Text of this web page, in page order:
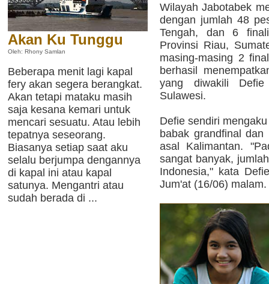
Akan Ku Tunggu
Oleh: Rhony Samlan
Beberapa menit lagi kapal
fery akan segera berangkat.
Akan tetapi mataku masih
saja kesana kemari untuk
mencari sesuatu. Atau lebih
tepatnya seseorang.
Biasanya setiap saat aku
selalu berjumpa dengannya
di kapal ini atau kapal
satunya. Mengantri atau
sudah berada di ...
Wilayah Jabotabek
dengan jumlah 48
Tengah, dan 6
Provinsi Riau,
masing-masing 2
berhasil
yang diwakili
Sulawesi.
Defie sendiri
babak grandfinal dan
asal Kalimantan.
sangat banyak,
Indonesia," kata
Jum'at (16/06) malam.